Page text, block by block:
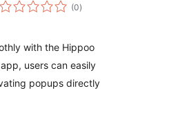
(0valoraciones
en
)
with the Hippoo
users can easily
popups directly